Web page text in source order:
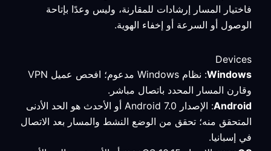
فاختيار المسار إرشادات للمقارنة، وليس وعدًا بإتاحة
الوصول أو السرعة أو إخفاء الهوية.
Devices
Windows
: نظام Windows مدعوم؛ افحص عميل VPN
وقارن المسار المحدد باتصال مباشر.
Android
: الإصدار Android 7.0 أو الأحدث هو الحد الأدنى
المتحقق منه؛ تحقق من الوضع النشط والمسار بعد الاتصال
في إسبانيا.